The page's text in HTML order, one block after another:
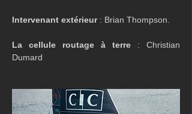
Intervenant extérieur : Brian Thompson.
La cellule routage à terre : Christian
Dumard